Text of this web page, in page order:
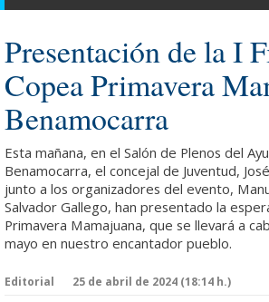
Presentación de la I
Copea Primavera
Benamocarra
Esta mañana, en el Salón de Plenos del
Benamocarra, el concejal de Juventud,
junto a los organizadores del evento,
Salvador Gallego, han presentado la
Primavera Mamajuana, que se llevará a
mayo en nuestro encantador pueblo.
Editorial 25 de abril de 2024 (18:14 h.)